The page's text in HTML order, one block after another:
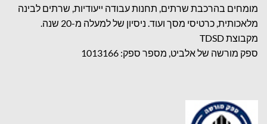
מומחים בהרכבת שרתים, תחנות עבודה ייעודיות, שרתים לבינה
מלאכותית, כרטיסי מסך ועוד. ניסיון של למעלה מ-20 שנה.
מקבוצת TDSD
ספק מורשה של אלביט, מספר ספק: 1013166